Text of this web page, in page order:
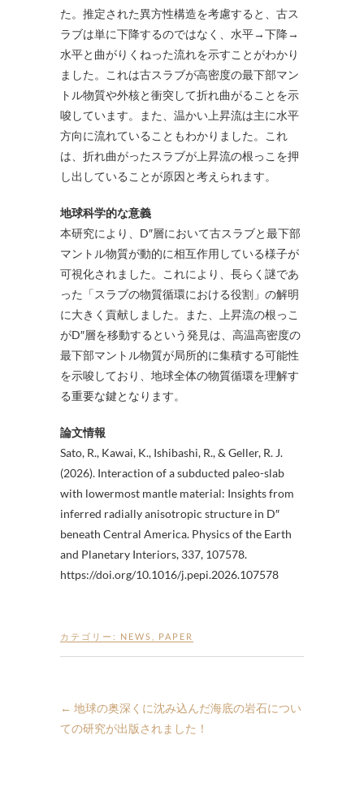
た。推定された異方性構造を考慮すると、古ス
ラブは単に下降するのではなく、水平→下降→
水平と曲がりくねった流れを示すことがわかり
ました。これは古スラブが高密度の最下部マン
トル物質や外核と衝突して折れ曲がることを示
唆しています。また、温かい上昇流は主に水平
方向に流れていることもわかりました。これ
は、折れ曲がったスラブが上昇流の根っこを押
し出していることが原因と考えられます。
地球科学的な意義
本研究により、D″層において古スラブと最下部
マントル物質が動的に相互作用している様子が
可視化されました。これにより、長らく謎であ
った「スラブの物質循環における役割」の解明
に大きく貢献しました。また、上昇流の根っこ
がD″層を移動するという発見は、高温高密度の
最下部マントル物質が局所的に集積する可能性
を示唆しており、地球全体の物質循環を理解す
る重要な鍵となります。
論文情報
Sato, R., Kawai, K., Ishibashi, R., & Geller, R. J.
(2026). Interaction of a subducted paleo-slab
with lowermost mantle material: Insights from
inferred radially anisotropic structure in D″
beneath Central America. Physics of the Earth
and Planetary Interiors, 337, 107578.
https://doi.org/10.1016/j.pepi.2026.107578
カテゴリー: NEWS PAPER
← 地球の奥深くに沈み込んだ海底の岩石につい
ての研究が出版されました！